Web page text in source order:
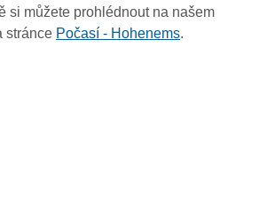
si můžete prohlédnout na našem
stránce Počasí - Hohenems.